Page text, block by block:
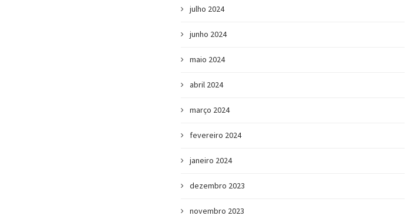
julho 2024
junho 2024
maio 2024
abril 2024
março 2024
fevereiro 2024
janeiro 2024
dezembro 2023
novembro 2023